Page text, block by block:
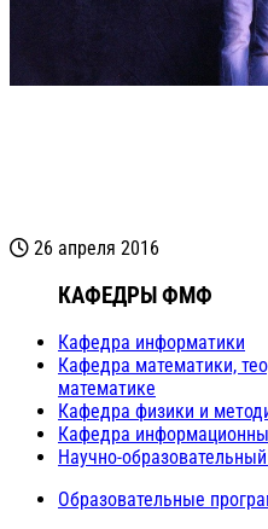
26 апреля 2016
КАФЕДРЫ ФМФ
Кафедра информатики
Кафедра математики,
математике
Кафедра физики и
Кафедра
Научно-
Образовательные